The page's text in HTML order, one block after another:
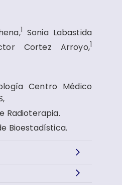
1 Sonia Labastida
Cortez Arroyo,1
Centro Médico
Radioterapia.
Bioestadística.